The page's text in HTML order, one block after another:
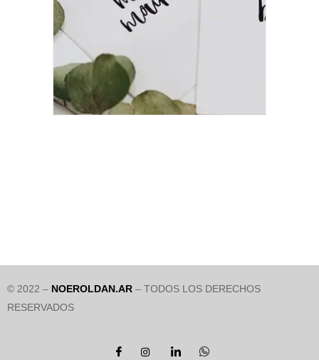
© 2022 – NOEROLDAN.AR – TODOS LOS DERECHOS
RESERVADOS